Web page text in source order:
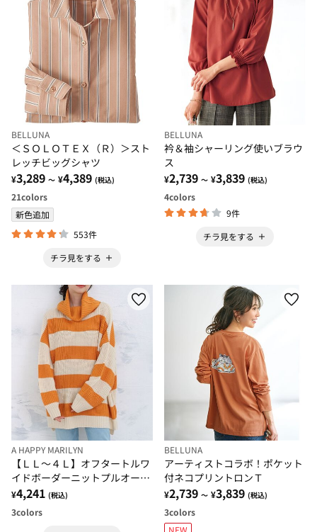
BELLUNA
＜ＳＯＬＯＴＥＸ（Ｒ）＞スト
レッチビッグシャツ
¥3,289 ～ ¥4,389 (税込)
21colors
新色追加
553件
チラ見をする
BELLUNA
衿＆袖シャーリング使いブラウ
ス
¥2,739 ～ ¥3,839 (税込)
4colors
9件
チラ見をする
A HAPPY MARILYN
【ＬＬ～４Ｌ】オフタートルワ
イドボーダーニットプルオーバ
ー
¥4,241 (税込)
3colors
BELLUNA
アーティストコラボ！ポケット
付ネコプリントロンＴ
¥2,739 ～ ¥3,839 (税込)
3colors
NEW